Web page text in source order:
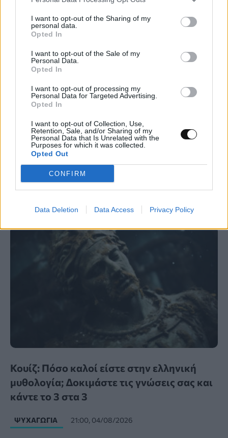
I want to opt-out of the Sharing of my
personal data.
Opted In
I want to opt-out of the Sale of my
Personal Data.
Opted In
I want to opt-out of processing my
Personal Data for Targeted Advertising.
Opted In
I want to opt-out of Collection, Use,
Retention, Sale, and/or Sharing of my
Personal Data that Is Unrelated with the
Purposes for which it was collected.
Opted Out
CONFIRM
Data Deletion Data Access Privacy Policy
Η κρίσιμη ευπάθεια σε συσκευές SonicWall
SMA επιτρέπει πλήρη έλεγχο χωρίς καμία
αλληλεπίδραση
ΤΕΧΝΟΛΟΓΊΑ 22:00, 04/08/2026
Κουίζ: Πόσο καλοί είστε στην ελληνική
μυθολογία; Δοκιμάστε τις γνώσεις σας και
κάντε το 3 στα 3
ΨΥΧΑΓΩΓΊΑ 21:00, 04/08/2026